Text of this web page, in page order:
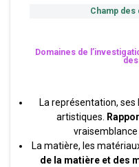
Champ
Domaines de
La représentation,
artistiques.
vraisemblance
La matière, les
de la matière et des